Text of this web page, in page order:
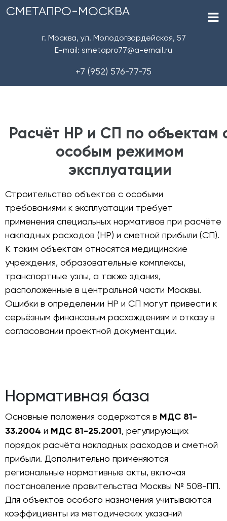
СМЕТАПРО-МОСКВА
г. Москва, ул. Молодогвардейская, 57
E-mail: smetapro77@a-email.ru
+7 (952) 576-77-75
Расчёт НР и СП по объектам
особым режимом
эксплуатации
Строительство объектов с особыми
требованиями к эксплуатации требует
применения специальных нормативов при расчёте
накладных расходов (НР) и сметной прибыли (СП).
К таким объектам относятся медицинские
учреждения, образовательные комплексы,
транспортные узлы, а также здания,
расположенные в центральной части Москвы.
Ошибки в определении НР и СП могут привести к
серьёзным финансовым расхождениям и отказу в
согласовании проектной документации.
Нормативная база
Основные положения содержатся в МДС 81-
33.2004 и МДС 81-25.2001, регулирующих
порядок расчёта накладных расходов и сметной
прибыли. Дополнительно применяются
региональные нормативные акты, включая
постановление правительства Москвы № 508-ПП.
Для объектов особого назначения учитываются
коэффициенты из методических указаний